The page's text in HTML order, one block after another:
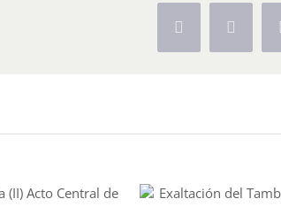
Facebook
X